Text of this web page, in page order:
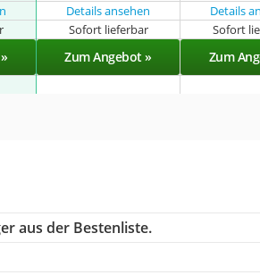
Details ansehen
Details
Sofort lieferbar
Sofort
Zum Angebot » Zum
aus der Bestenliste.